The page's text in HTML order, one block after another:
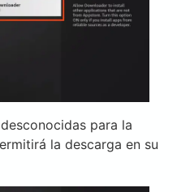
para la
la descarga en su